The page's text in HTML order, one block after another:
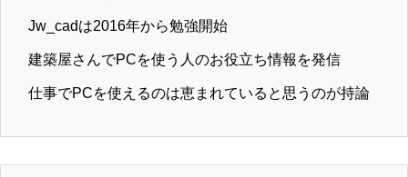
Jw_cadは2016年から勉強開始
建築屋さんでPCを使う人のお役立ち情報を発信
仕事でPCを使えるのは恵まれていると思うのが持論